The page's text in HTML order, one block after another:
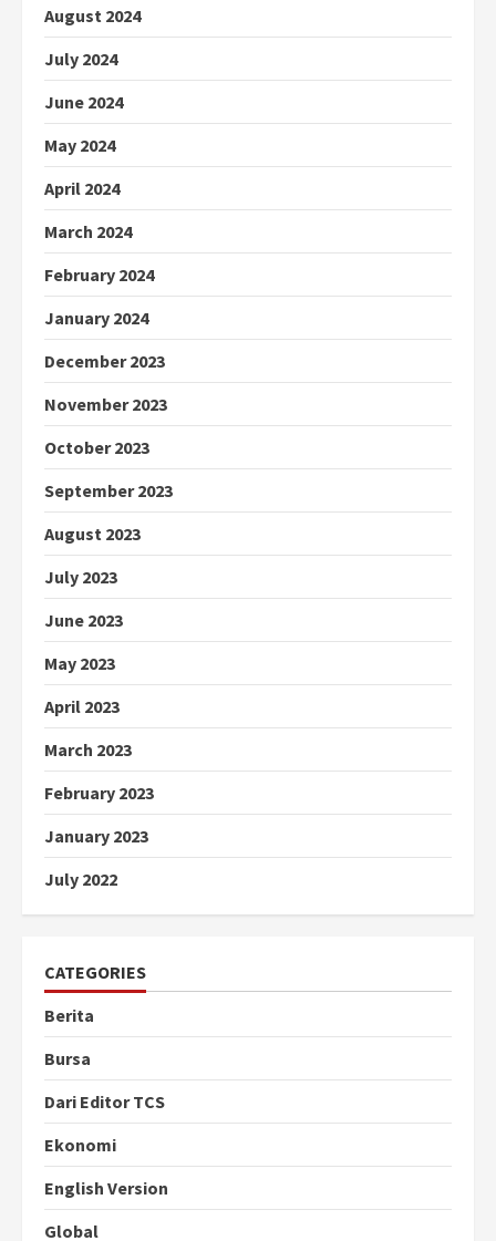
August 2024
July 2024
June 2024
May 2024
April 2024
March 2024
February 2024
January 2024
December 2023
November 2023
October 2023
September 2023
August 2023
July 2023
June 2023
May 2023
April 2023
March 2023
February 2023
January 2023
July 2022
CATEGORIES
Berita
Bursa
Dari Editor TCS
Ekonomi
English Version
Global